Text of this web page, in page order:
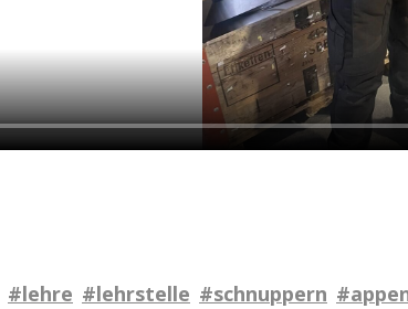
#lehre #lehrstelle #schnuppern